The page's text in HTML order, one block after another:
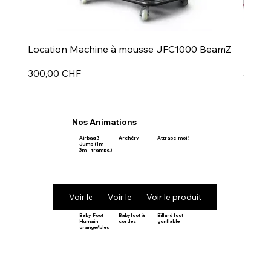
Location Machine à mousse JFC1000 BeamZ
Prix
300,00 CHF
Prix
30,00
Nos Animations
Airbag 3
Jump (1m –
3m – trampo.)
Voir le produit
Archéry
Voir le produit
Attrape-moi !
Voir le produit
Baby Foot
Humain
orange/bleu
Babyfoot à
cordes
Billard foot
gonflable